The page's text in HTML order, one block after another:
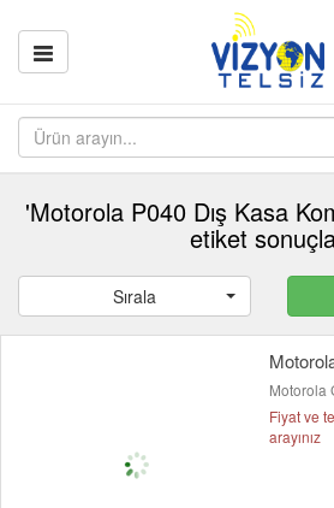
'Motorola P040 Dış Kasa
etiket
Sırala
Motorola
Fiyat ve
arayınız